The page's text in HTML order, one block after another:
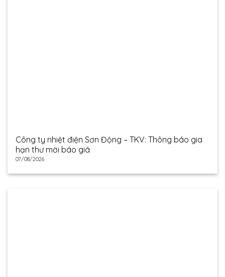
Công ty nhiệt điện Sơn Động – TKV: Thông báo gia
hạn thư mời báo giá
07/08/2026